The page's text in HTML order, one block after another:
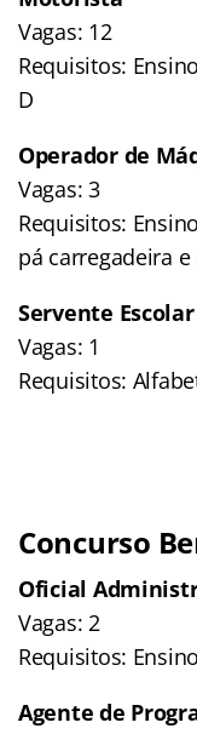
Vagas: 12
Requisitos:
D
Operador de
Vagas: 3
Requisitos:
pá carregadeira
Servente Escolar
Vagas: 1
Requisitos:
Concurso
Oficial
Vagas: 2
Requisitos:
Agente de